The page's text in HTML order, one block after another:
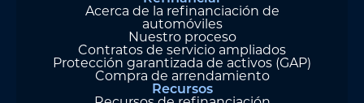
Acerca de la refinanciación de
automóviles
Nuestro proceso
Contratos de servicio ampliados
Protección garantizada de activos (GAP)
Compra de arrendamiento
Recursos